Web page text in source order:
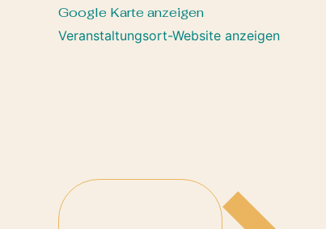
Google Karte anzeigen
Veranstaltungsort-Website anzeigen